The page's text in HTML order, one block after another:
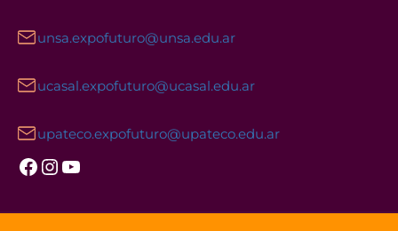
unsa.expofuturo@unsa.edu.ar
ucasal.expofuturo@ucasal.edu.ar
upateco.expofuturo@upateco.edu.ar
Facebook InstagramYouTube